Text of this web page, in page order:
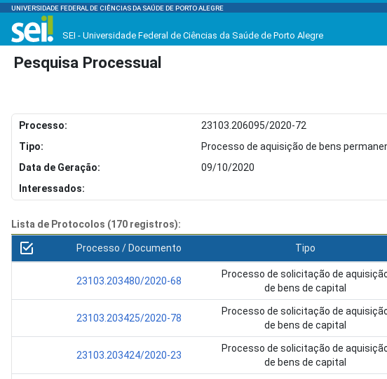
UNIVERSIDADE FEDERAL DE CIÊNCIAS DA SAÚDE DE PORTO ALEGRE
SEI - Universidade Federal de Ciências da Saúde de Porto Alegre
Pesquisa Processual
Processo:
23103.206095/2020-72
Tipo:
Processo de aquisição de bens
Data de Geração:
09/10/2020
Interessados:
Lista de Protocolos (170 registros):
Processo / Documento Tipo
23103.203480/2020-68
Processo de solicitação de
de bens de capital
23103.203425/2020-78
Processo de solicitação de
de bens de capital
23103.203424/2020-23
Processo de solicitação de
de bens de capital